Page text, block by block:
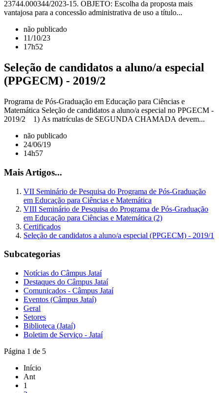
23744.000344/2023-15. OBJETO: Escolha da proposta mais
vantajosa para a concessão administrativa de uso a título...
não publicado
11/10/23
17h52
Seleção de candidatos a aluno/a especial
(PPGECM) - 2019/2
Programa de Pós-Graduação em Educação para Ciências e
Matemática Seleção de candidatos a aluno/a especial no PPGECM -
2019/2 1) As matrículas de SEGUNDA CHAMADA devem...
não publicado
24/06/19
14h57
Mais Artigos...
VII Seminário de Pesquisa do Programa de Pós-Graduação
em Educação para Ciências e Matemática
VIII Seminário de Pesquisa do Programa de Pós-Graduação
em Educação para Ciências e Matemática (2)
Certificados
Seleção de candidatos a aluno/a especial (PPGECM) - 2019/1
Subcategorias
Notícias do Câmpus Jataí
Destaques do Câmpus Jataí
Comunicados - Câmpus Jataí
Eventos (Câmpus Jataí)
Geral
Setores
Biblioteca (Jataí)
Boletim de Serviço - Jataí
Página 1 de 5
Início
Ant
1